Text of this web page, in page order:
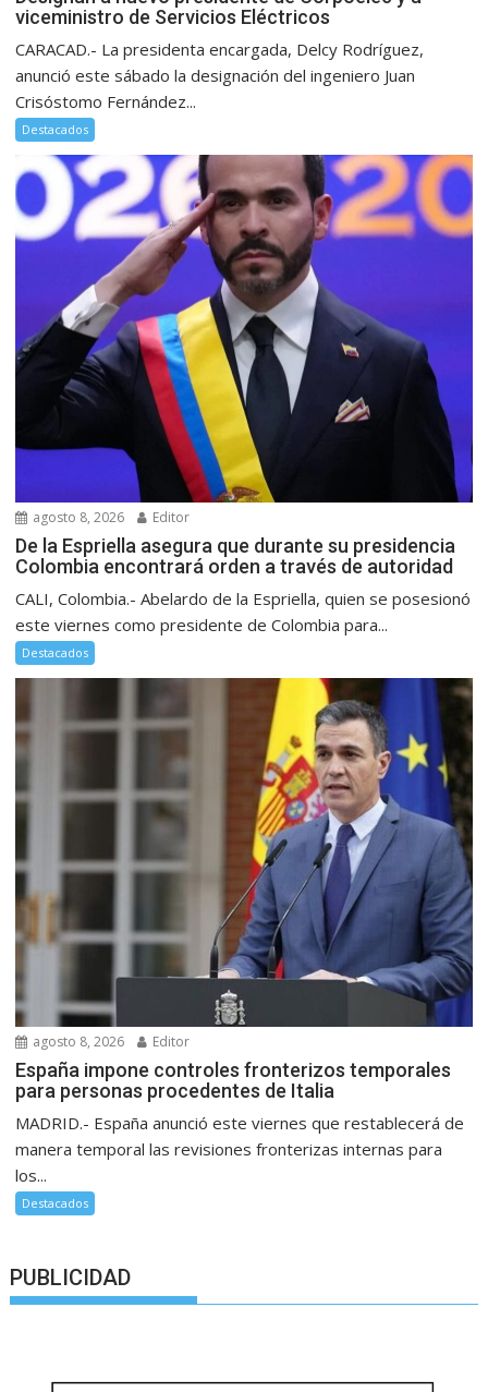
viceministro de Servicios Eléctricos
CARACAD.- La presidenta encargada, Delcy Rodríguez,
anunció este sábado la designación del ingeniero Juan
Crisóstomo Fernández...
Destacados
agosto 8, 2026 Editor
De la Espriella asegura que durante su presidencia
Colombia encontrará orden a través de autoridad
CALI, Colombia.- Abelardo de la Espriella, quien se posesionó
este viernes como presidente de Colombia para...
Destacados
agosto 8, 2026 Editor
España impone controles fronterizos temporales
para personas procedentes de Italia
MADRID.- España anunció este viernes que restablecerá de
manera temporal las revisiones fronterizas internas para
los...
Destacados
PUBLICIDAD